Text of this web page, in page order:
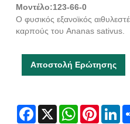
Μοντέλο:123-66-0
Ο φυσικός εξανοϊκός
καρπούς του Ananas sativus.
Αποστολή Ερώτησης
Facebook
X WhatsApp